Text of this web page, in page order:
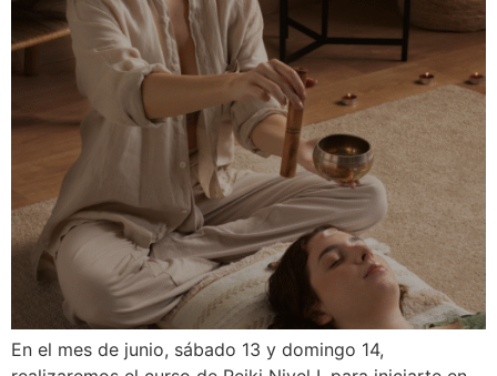
En el mes de junio, sábado 13 y domingo 14,